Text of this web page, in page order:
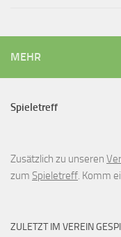
MEHR
Spieletreff
Zusätzlich zu unseren
zum Spieletreff. Komm
ZULETZT IM VEREIN